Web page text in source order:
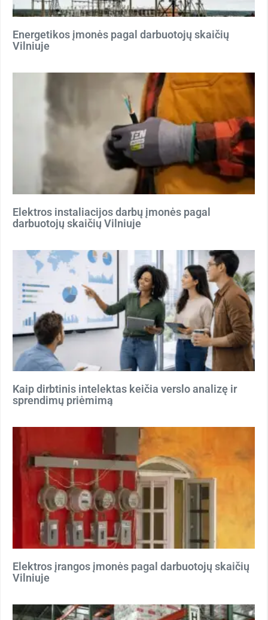
Energetikos įmonės pagal darbuotojų skaičių
Vilniuje
Elektros instaliacijos darbų įmonės pagal
darbuotojų skaičių Vilniuje
Kaip dirbtinis intelektas keičia verslo analizę ir
sprendimų priėmimą
Elektros įrangos įmonės pagal darbuotojų skaičių
Vilniuje